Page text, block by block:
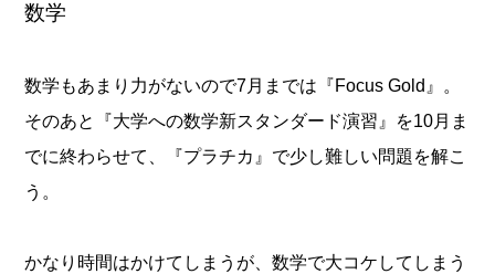
数学
数学もあまり力がないので7月までは『Focus Gold』。
そのあと『大学への数学新スタンダード演習』を10月ま
でに終わらせて、『プラチカ』で少し難しい問題を解こ
う。
かなり時間はかけてしまうが、数学で大コケしてしまう